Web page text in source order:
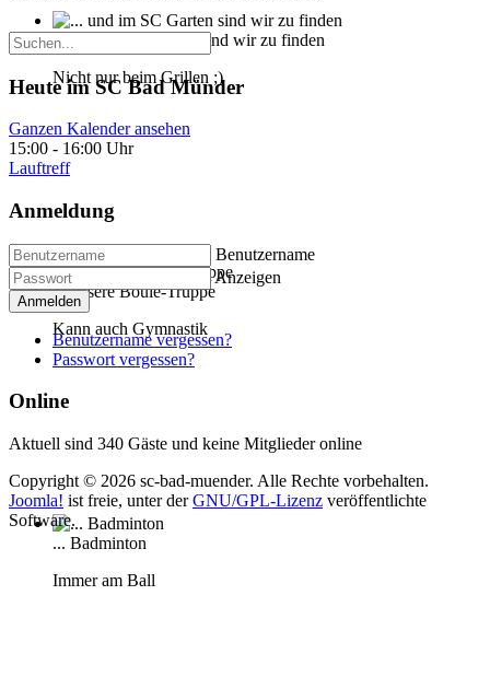
... und im SC Garten sind wir zu finden
Nicht nur beim Grillen ;)
... unsere Boule-Truppe
Kann auch Gymnastik
... Badminton
Immer am Ball
Heute im SC Bad Münder
Ganzen Kalender ansehen
15:00 - 16:00 Uhr
Lauftreff
Anmeldung
Benutzername
Anzeigen
Anmelden
Benutzername vergessen?
Passwort vergessen?
Online
Aktuell sind 340 Gäste und keine Mitglieder online
Copyright © 2026 sc-bad-muender. Alle Rechte vorbehalten.
Joomla! ist freie, unter derGNU/GPL-Lizenz veröffentlichte
Software.